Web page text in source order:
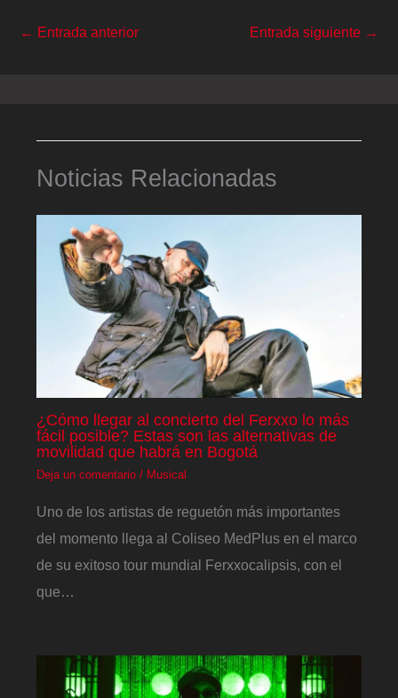
← Entrada anterior Entrada siguiente →
Noticias Relacionadas
¿Cómo llegar al concierto del Ferxxo lo más
fácil posible? Estas son las alternativas de
movilidad que habrá en Bogotá
Deja un comentario / Musical
Uno de los artistas de reguetón más importantes
del momento llega al Coliseo MedPlus en el marco
de su exitoso tour mundial Ferxxocalipsis, con el
que…